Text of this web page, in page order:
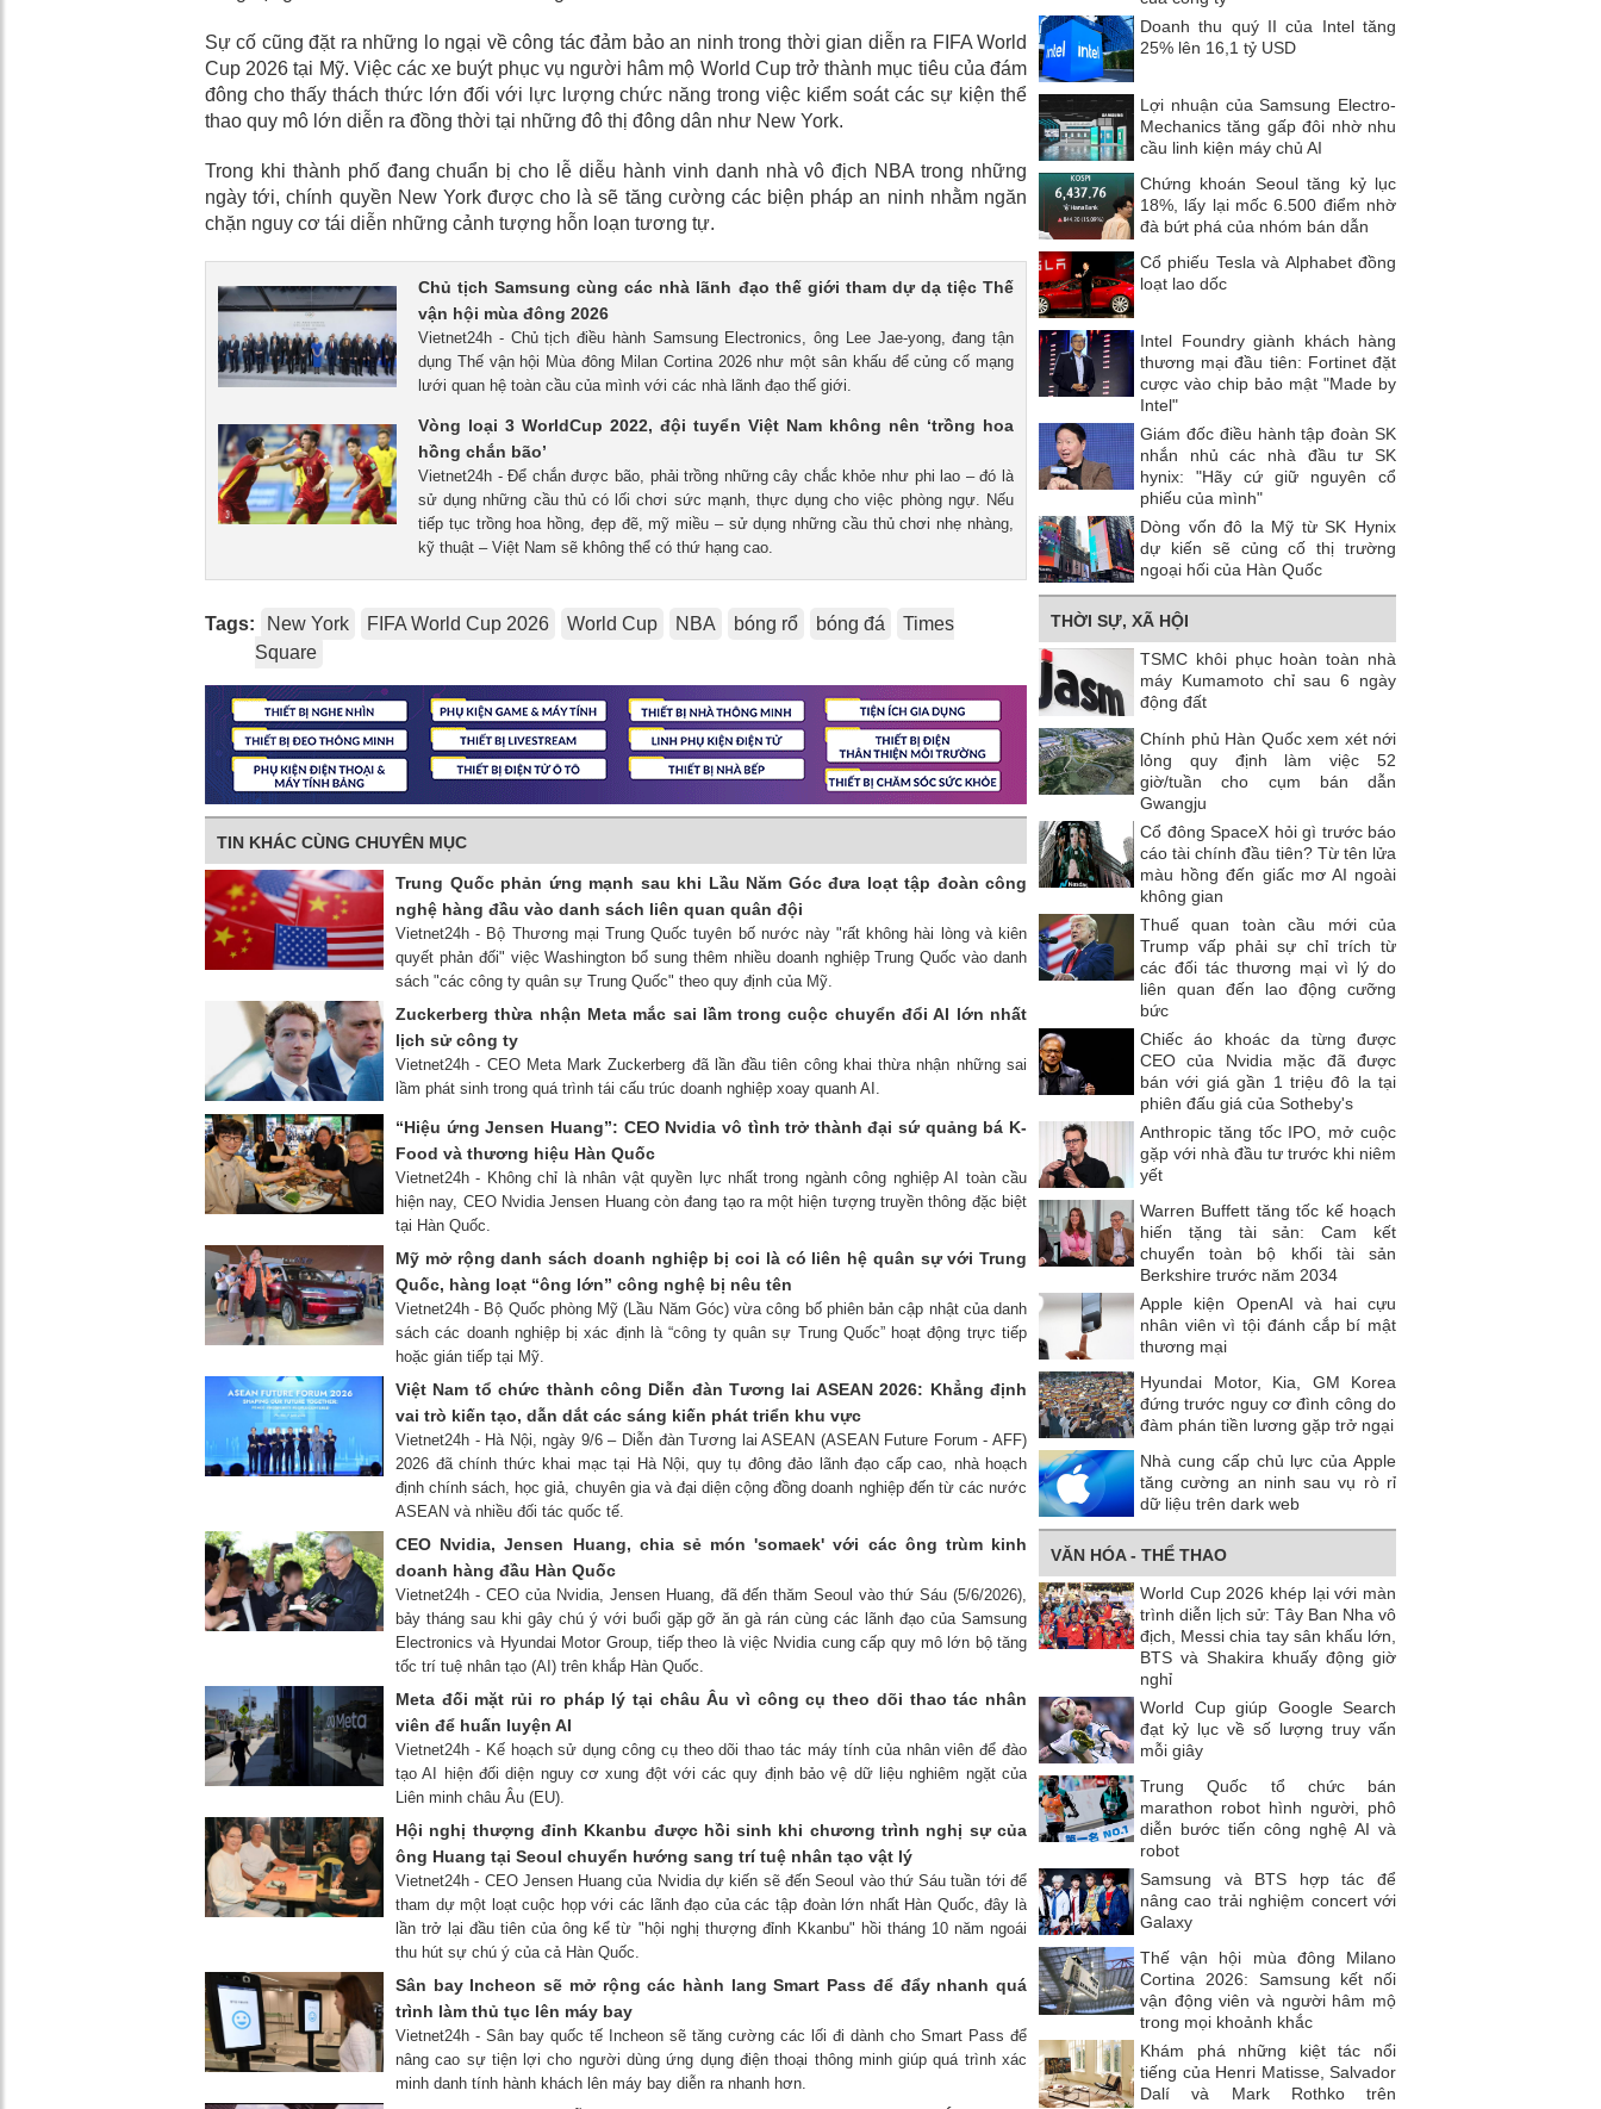
Sự cố cũng đặt ra những lo ngại về công tác đảm bảo an ninh trong thời gian diễn ra FIFA World
Cup 2026 tại Mỹ. Việc các xe buýt phục vụ người hâm mộ World Cup trở thành mục tiêu của đám
đông cho thấy thách thức lớn đối với lực lượng chức năng trong việc kiểm soát các sự kiện thể
thao quy mô lớn diễn ra đồng thời tại những đô thị đông dân như New York.
Trong khi thành phố đang chuẩn bị cho lễ diễu hành vinh danh nhà vô địch NBA trong những
ngày tới, chính quyền New York được cho là sẽ tăng cường các biện pháp an ninh nhằm ngăn
chặn nguy cơ tái diễn những cảnh tượng hỗn loạn tương tự.
Chủ tịch Samsung cùng các nhà lãnh đạo thế giới tham dự dạ tiệc Thế
vận hội mùa đông 2026
Vietnet24h - Chủ tịch điều hành Samsung Electronics, ông Lee Jae-yong, đang tận
dụng Thế vận hội Mùa đông Milan Cortina 2026 như một sân khấu để củng cố mạng
lưới quan hệ toàn cầu của mình với các nhà lãnh đạo thế giới.
Vòng loại 3 WorldCup 2022, đội tuyển Việt Nam không nên ‘trồng hoa
hồng chắn bão’
Vietnet24h - Để chắn được bão, phải trồng những cây chắc khỏe như phi lao – đó là
sử dụng những cầu thủ có lối chơi sức mạnh, thực dụng cho việc phòng ngự. Nếu
tiếp tục trồng hoa hồng, đẹp đẽ, mỹ miều – sử dụng những cầu thủ chơi nhẹ nhàng,
kỹ thuật – Việt Nam sẽ không thể có thứ hạng cao.
Tags: New York FIFA World Cup 2026 World Cup NBA bóng rổ bóng đá
Times
Square
TIN KHÁC CÙNG CHUYÊN MỤC
Trung Quốc phản ứng mạnh sau khi Lầu Năm Góc đưa loạt tập đoàn công
nghệ hàng đầu vào danh sách liên quan quân đội
Vietnet24h - Bộ Thương mại Trung Quốc tuyên bố nước này "rất không hài lòng và kiên
quyết phản đối" việc Washington bổ sung thêm nhiều doanh nghiệp Trung Quốc vào danh
sách "các công ty quân sự Trung Quốc" theo quy định của Mỹ.
Zuckerberg thừa nhận Meta mắc sai lầm trong cuộc chuyển đổi AI lớn nhất
lịch sử công ty
Vietnet24h - CEO Meta Mark Zuckerberg đã lần đầu tiên công khai thừa nhận những sai
lầm phát sinh trong quá trình tái cấu trúc doanh nghiệp xoay quanh AI.
“Hiệu ứng Jensen Huang”: CEO Nvidia vô tình trở thành đại sứ quảng bá K-
Food và thương hiệu Hàn Quốc
Vietnet24h - Không chỉ là nhân vật quyền lực nhất trong ngành công nghiệp AI toàn cầu
hiện nay, CEO Nvidia Jensen Huang còn đang tạo ra một hiện tượng truyền thông đặc biệt
tại Hàn Quốc.
Mỹ mở rộng danh sách doanh nghiệp bị coi là có liên hệ quân sự với Trung
Quốc, hàng loạt “ông lớn” công nghệ bị nêu tên
Vietnet24h - Bộ Quốc phòng Mỹ (Lầu Năm Góc) vừa công bố phiên bản cập nhật của danh
sách các doanh nghiệp bị xác định là “công ty quân sự Trung Quốc” hoạt động trực tiếp
hoặc gián tiếp tại Mỹ.
Việt Nam tổ chức thành công Diễn đàn Tương lai ASEAN 2026: Khẳng định
vai trò kiến tạo, dẫn dắt các sáng kiến phát triển khu vực
Vietnet24h - Hà Nội, ngày 9/6 – Diễn đàn Tương lai ASEAN (ASEAN Future Forum - AFF)
2026 đã chính thức khai mạc tại Hà Nội, quy tụ đông đảo lãnh đạo cấp cao, nhà hoạch
định chính sách, học giả, chuyên gia và đại diện cộng đồng doanh nghiệp đến từ các nước
ASEAN và nhiều đối tác quốc tế.
CEO Nvidia, Jensen Huang, chia sẻ món 'somaek' với các ông trùm kinh
doanh hàng đầu Hàn Quốc
Vietnet24h - CEO của Nvidia, Jensen Huang, đã đến thăm Seoul vào thứ Sáu (5/6/2026),
bảy tháng sau khi gây chú ý với buổi gặp gỡ ăn gà rán cùng các lãnh đạo của Samsung
Electronics và Hyundai Motor Group, tiếp theo là việc Nvidia cung cấp quy mô lớn bộ tăng
tốc trí tuệ nhân tạo (AI) trên khắp Hàn Quốc.
Meta đối mặt rủi ro pháp lý tại châu Âu vì công cụ theo dõi thao tác nhân
viên để huấn luyện AI
Vietnet24h - Kế hoạch sử dụng công cụ theo dõi thao tác máy tính của nhân viên để đào
tạo AI hiện đối diện nguy cơ xung đột với các quy định bảo vệ dữ liệu nghiêm ngặt của
Liên minh châu Âu (EU).
Hội nghị thượng đỉnh Kkanbu được hồi sinh khi chương trình nghị sự của
ông Huang tại Seoul chuyển hướng sang trí tuệ nhân tạo vật lý
Vietnet24h - CEO Jensen Huang của Nvidia dự kiến ​​sẽ đến Seoul vào thứ Sáu tuần tới để
tham dự một loạt cuộc họp với các lãnh đạo của các tập đoàn lớn nhất Hàn Quốc, đây là
lần trở lại đầu tiên của ông kể từ "hội nghị thượng đỉnh Kkanbu" hồi tháng 10 năm ngoái
thu hút sự chú ý của cả Hàn Quốc.
Sân bay Incheon sẽ mở rộng các hành lang Smart Pass để đẩy nhanh quá
trình làm thủ tục lên máy bay
Vietnet24h - Sân bay quốc tế Incheon sẽ tăng cường các lối đi dành cho Smart Pass để
nâng cao sự tiện lợi cho người dùng ứng dụng điện thoại thông minh giúp quá trình xác
minh danh tính hành khách lên máy bay diễn ra nhanh hơn.
Doanh thu quý II của Intel tăng
25% lên 16,1 tỷ USD
Lợi nhuận của Samsung Electro-
Mechanics tăng gấp đôi nhờ nhu
cầu linh kiện máy chủ AI
Chứng khoán Seoul tăng kỷ lục
18%, lấy lại mốc 6.500 điểm nhờ
đà bứt phá của nhóm bán dẫn
Cổ phiếu Tesla và Alphabet đồng
loạt lao dốc
Intel Foundry giành khách hàng
thương mại đầu tiên: Fortinet đặt
cược vào chip bảo mật "Made by
Intel"
Giám đốc điều hành tập đoàn SK
nhắn nhủ các nhà đầu tư SK
hynix: "Hãy cứ giữ nguyên cổ
phiếu của mình"
Dòng vốn đô la Mỹ từ SK Hynix
dự kiến ​​sẽ củng cố thị trường
ngoại hối của Hàn Quốc
THỜI SỰ, XÃ HỘI
TSMC khôi phục hoàn toàn nhà
máy Kumamoto chỉ sau 6 ngày
động đất
Chính phủ Hàn Quốc xem xét nới
lỏng quy định làm việc 52
giờ/tuần cho cụm bán dẫn
Gwangju
Cổ đông SpaceX hỏi gì trước báo
cáo tài chính đầu tiên? Từ tên lửa
màu hồng đến giấc mơ AI ngoài
không gian
Thuế quan toàn cầu mới của
Trump vấp phải sự chỉ trích từ
các đối tác thương mại vì lý do
liên quan đến lao động cưỡng
bức
Chiếc áo khoác da từng được
CEO của Nvidia mặc đã được
bán với giá gần 1 triệu đô la tại
phiên đấu giá của Sotheby's
Anthropic tăng tốc IPO, mở cuộc
gặp với nhà đầu tư trước khi niêm
yết
Warren Buffett tăng tốc kế hoạch
hiến tặng tài sản: Cam kết
chuyển toàn bộ khối tài sản
Berkshire trước năm 2034
Apple kiện OpenAI và hai cựu
nhân viên vì tội đánh cắp bí mật
thương mại
Hyundai Motor, Kia, GM Korea
đứng trước nguy cơ đình công do
đàm phán tiền lương gặp trở ngại
Nhà cung cấp chủ lực của Apple
tăng cường an ninh sau vụ rò rỉ
dữ liệu trên dark web
VĂN HÓA - THỂ THAO
World Cup 2026 khép lại với màn
trình diễn lịch sử: Tây Ban Nha vô
địch, Messi chia tay sân khấu lớn,
BTS và Shakira khuấy động giờ
nghỉ
World Cup giúp Google Search
đạt kỷ lục về số lượng truy vấn
mỗi giây
Trung Quốc tổ chức bán
marathon robot hình người, phô
diễn bước tiến công nghệ AI và
robot
Samsung và BTS hợp tác để
nâng cao trải nghiệm concert với
Galaxy
Thế vận hội mùa đông Milano
Cortina 2026: Samsung kết nối
vận động viên và người hâm mộ
trong mọi khoảnh khắc
Khám phá những kiệt tác nổi
tiếng của Henri Matisse, Salvador
Dalí và Mark Rothko trên